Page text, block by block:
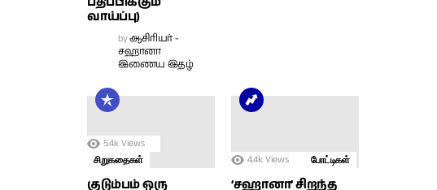
வாய்ப்பு)
byஆசிரியர் -
சஹானா
இணைய இதழ்
5.4k Views
சிறுகதைகள்
குடும்பம் ஒரு
4.4k Views போட்டிகள்
‘சஹானா’ சிறந்த